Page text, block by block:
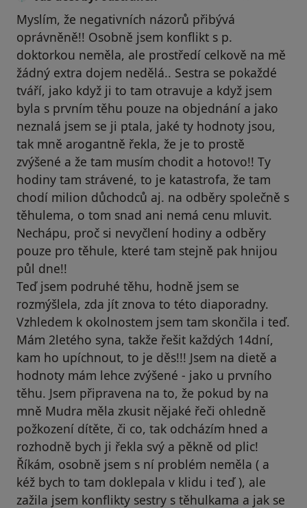
Myslím, že negativních názorů přibývá
oprávněně!! Osobně jsem konflikt s p.
doktorkou neměla, ale prostředí celkově na mě
žádný extra dojem nedělá.. Sestra se pokaždé
tváří, jako když ji to tam otravuje a když jsem
byla s prvním těhu pouze na objednání a jako
neznalá jsem se ji ptala, jaké ty hodnoty jsou,
tak mně arogantně řekla, že je to prostě
zvýšené a že tam musím chodit a hotovo!! Ty
hodiny tam strávené, to je katastrofa, že tam
chodí milion důchodců aj. na odběry společně s
těhulema, o tom snad ani nemá cenu mluvit.
Nechápu, proč si nevyčlení hodiny a odběry
pouze pro těhule, které tam stejně pak hnijou
půl dne!!
Teď jsem podruhé těhu, hodně jsem se
rozmýšlela, zda jít znova to této diaporadny.
Vzhledem k okolnostem jsem tam skončila i teď.
Mám 2letého syna, takže řešit každých 14dní,
kam ho upíchnout, to je děs!!! Jsem na dietě a
hodnoty mám lehce zvýšené - jako u prvního
těhu. Jsem připravena na to, že pokud by na
mně Mudra měla zkusit nějaké řeči ohledně
požkození dítěte, či co, tak odcházím hned a
rozhodně bych ji řekla svý a pěkně od plic!
Říkám, osobně jsem s ní problém neměla ( a
kéž bych to tam doklepala v klidu i teď ), ale
zažila jsem konflikty sestry s těhulkama a jak se